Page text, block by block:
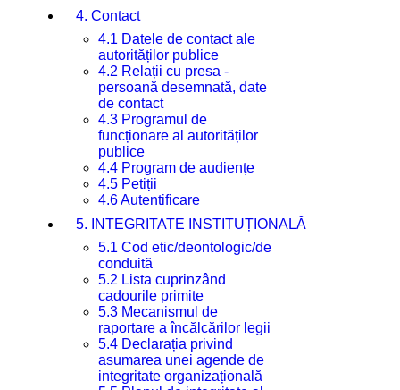
4. Contact
4.1 Datele de contact ale
autorităților publice
4.2 Relații cu presa -
persoană desemnată, date
de contact
4.3 Programul de
funcționare al autorităților
publice
4.4 Program de audiențe
4.5 Petiții
4.6 Autentificare
5. INTEGRITATE INSTITUȚIONALĂ
5.1 Cod etic/deontologic/de
conduită
5.2 Lista cuprinzând
cadourile primite
5.3 Mecanismul de
raportare a încălcărilor legii
5.4 Declarația privind
asumarea unei agende de
integritate organizațională